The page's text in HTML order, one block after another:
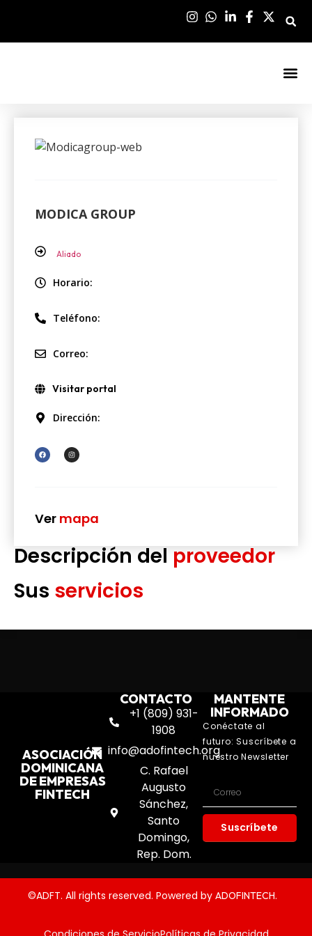
MODICA GROUP
Aliado
Horario:
Teléfono:
Correo:
Visitar portal
Dirección:
Ver mapa
Descripción delproveedor
Sus servicios
ASOCIACIÓN
DOMINICANA
DE EMPRESAS
FINTECH
CONTACTO
+1 (809) 931-
1908
info@adofintech.org
C. Rafael
Augusto
Sánchez,
Santo
Domingo,
Rep. Dom.
MANTENTE
INFORMADO
Conéctate al
futuro: Suscríbete a
nuestro Newsletter
Suscríbete
©ADFT. All rights reserved. Powered by ADOFINTECH.